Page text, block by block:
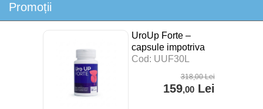
Promoții
UroUp Forte –
capsule impotriva
prostatitei – 30 cps
Cod: UUF30L
318,00Lei
159,00Lei